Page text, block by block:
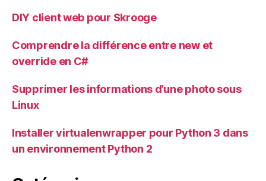
DIY client web pour Skrooge
Comprendre la différence entre new et
override en C#
Supprimer les informations d’une photo sous
Linux
Installer virtualenwrapper pour Python 3 dans
un environnement Python 2